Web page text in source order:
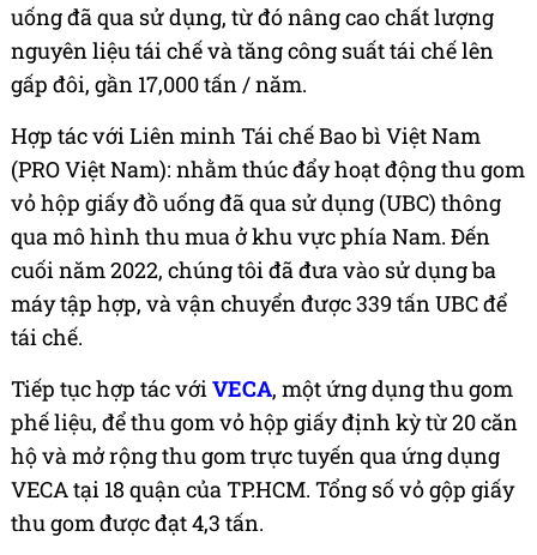
uống đã qua sử dụng, từ đó nâng cao chất lượng
nguyên liệu tái chế và tăng công suất tái chế lên
gấp đôi, gần 17,000 tấn / năm.
Hợp tác với Liên minh Tái chế Bao bì Việt Nam
(PRO Việt Nam): nhằm thúc đẩy hoạt động thu gom
vỏ hộp giấy đồ uống đã qua sử dụng (UBC) thông
qua mô hình thu mua ở khu vực phía Nam. Đến
cuối năm 2022, chúng tôi đã đưa vào sử dụng ba
máy tập hợp, và vận chuyển được 339 tấn UBC để
tái chế.
Tiếp tục hợp tác với VECA, một ứng dụng thu gom
phế liệu, để thu gom vỏ hộp giấy định kỳ từ 20 căn
hộ và mở rộng thu gom trực tuyến qua ứng dụng
VECA tại 18 quận của TP.HCM. Tổng số vỏ gộp giấy
thu gom được đạt 4,3 tấn.